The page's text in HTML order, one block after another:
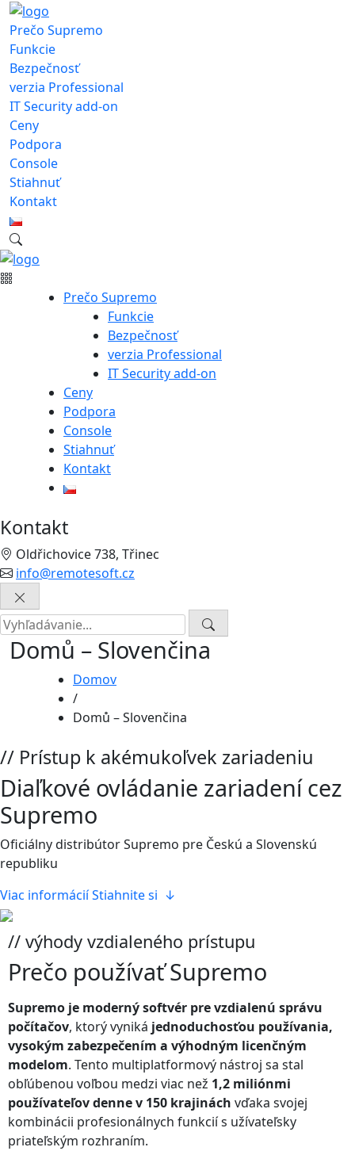
Prečo Supremo
Funkcie
Bezpečnosť
verzia Professional
IT Security add-on
Ceny
Podpora
Console
Stiahnuť
Kontakt
Prečo Supremo
Funkcie
Bezpečnosť
verzia Professional
IT Security add-on
Ceny
Podpora
Console
Stiahnuť
Kontakt
Kontakt
Oldřichovice 738, Třinec
info@remotesoft.cz
Domů – Slovenčina
Domov
/
Domů – Slovenčina
// Prístup k akémukoľvek zariadeniu
Diaľkové ovládanie zariadení cez
Supremo
Oficiálny distribútor Supremo pre Českú a Slovenskú
republiku
Viac informáciíStiahnite si ↓
// výhody vzdialeného prístupu
Prečo používaťSupremo
Supremo je moderný softvér pre vzdialenú správu
počítačov, ktorý vyniká jednoduchosťou používania,
vysokým zabezpečením a výhodným licenčným
modelom. Tento multiplatformový nástroj sa stal
obľúbenou voľbou medzi viac než 1,2 miliónmi
používateľov denne v 150 krajinách vďaka svojej
kombinácii profesionálnych funkcií s užívateľsky
priateľským rozhraním.